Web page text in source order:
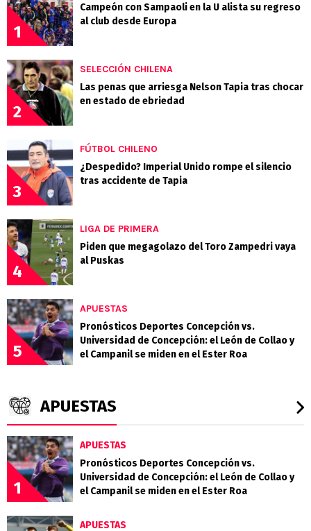
1
Campeón con Sampaoli en la U alista su regreso
al club desde Europa
2
SELECCIÓN CHILENA
Las penas que arriesga Nelson Tapia tras chocar
en estado de ebriedad
3
FÚTBOL CHILENO
¿Despedido? Imperial Unido rompe el silencio
tras accidente de Tapia
4
LIGA DE PRIMERA
Piden que megagolazo del Toro Zampedri vaya
al Puskas
5
APUESTAS
Pronósticos Deportes Concepción vs.
Universidad de Concepción: el León de Collao y
el Campanil se miden en el Ester Roa
APUESTAS
1
APUESTAS
Pronósticos Deportes Concepción vs.
Universidad de Concepción: el León de Collao y
el Campanil se miden en el Ester Roa
APUESTAS